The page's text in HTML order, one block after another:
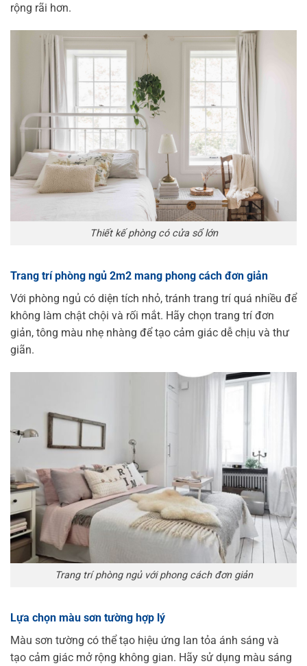
rộng rãi hơn.
Thiết kế phòng có cửa sổ lớn
Trang trí phòng ngủ 2m2 mang phong cách đơn giản
Với phòng ngủ có diện tích nhỏ, tránh trang trí quá nhiều để
không làm chật chội và rối mắt. Hãy chọn trang trí đơn
giản, tông màu nhẹ nhàng để tạo cảm giác dễ chịu và thư
giãn.
Trang trí phòng ngủ với phong cách đơn giản
Lựa chọn màu sơn tường hợp lý
Màu sơn tường có thể tạo hiệu ứng lan tỏa ánh sáng và
tạo cảm giác mở rộng không gian. Hãy sử dụng màu sáng